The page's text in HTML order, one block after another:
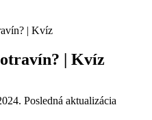
| Kvíz
| Kvíz
Posledná aktualizácia